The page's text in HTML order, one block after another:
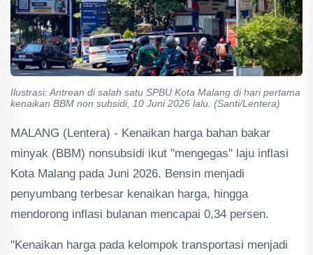
Ilustrasi: Antrean di salah satu SPBU Kota Malang di hari pertama
kenaikan BBM non subsidi, 10 Juni 2026 lalu. (Santi/Lentera)
MALANG (Lentera) - Kenaikan harga bahan bakar
minyak (BBM) nonsubsidi ikut "mengegas" laju inflasi
Kota Malang pada Juni 2026. Bensin menjadi
penyumbang terbesar kenaikan harga, hingga
mendorong inflasi bulanan mencapai 0,34 persen.
"Kenaikan harga pada kelompok transportasi menjadi